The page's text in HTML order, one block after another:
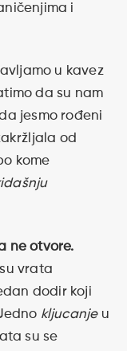
i
u kavez
da su nam
jesmo rođeni
od
kome
ne otvore.
vrata
dodir koji
kljucanjeu
su se